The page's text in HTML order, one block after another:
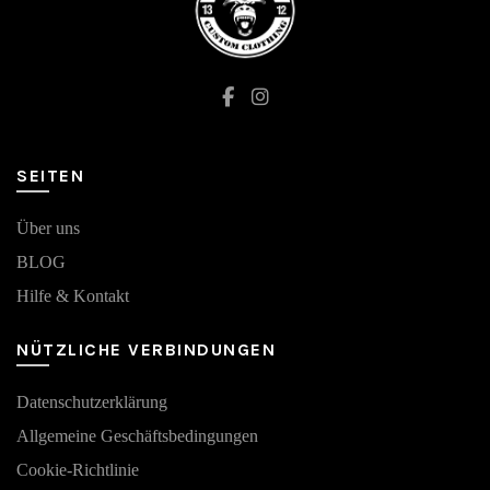
auf
der
Produktseite
werden
SEITEN
Über uns
BLOG
Hilfe & Kontakt
NÜTZLICHE VERBINDUNGEN
Datenschutzerklärung
Аllgemeine Geschäftsbedingungen
Cookie-Richtlinie